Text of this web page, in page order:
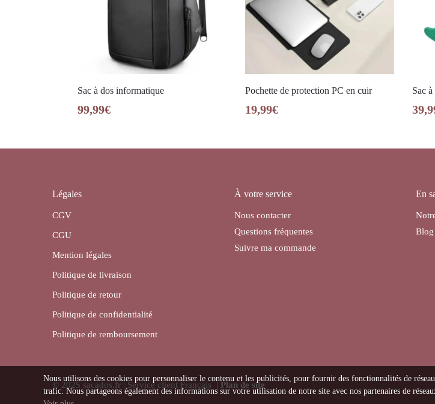
Sac à dos informatique
99,99€
Pochette de protection PC en cuir
19,99€
Sac
Légales
CGV
CGU
Mention légales
Politique de livraison
Politique de retour
Politique de confidentialité
Politique de remboursement
À votre service
Nous contacter
Questions fréquentes
Suivre ma commande
En
Blog
© 2025 sacados.fr | Service client Français | Plan de site
Nous utilisons des cookies pour personnaliser le contenu et les publicités, pour fournir des fonctionnalités de
trafic. Nous partageons également des informations sur votre utilisation de notre site avec nos partenaires de